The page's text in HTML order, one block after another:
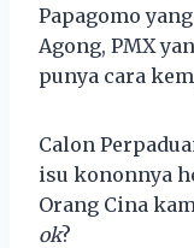
Papagomo
Agong, PMX
punya cara
Calon
isu kononnya
Orang Cina
ok?